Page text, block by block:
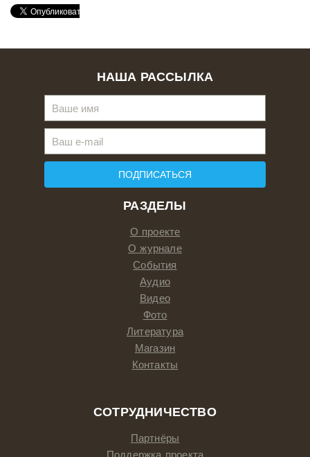
РАЗДЕЛЫ
О проекте
О журнале
События
Аудио
Видео
Фото
Литература
Магазин
Контакты
СОТРУДНИЧЕСТВО
Партнёры
НАША РАССЫЛКА
ПОДПИСАТЬСЯ